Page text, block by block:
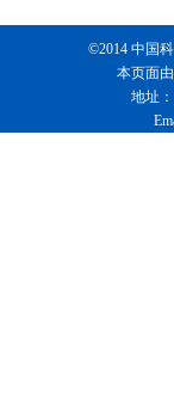
©2014 中国
本页面
地址